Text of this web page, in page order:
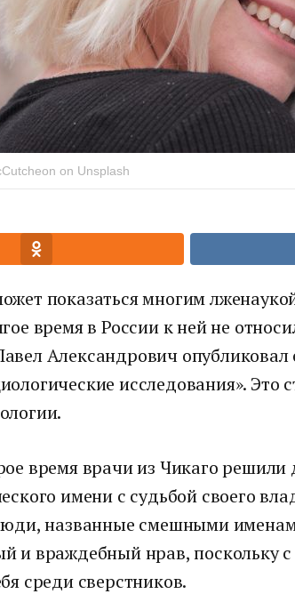
on Unsplash
показаться многим
время в России к ней не
Александрович
исследования». Это
время врачи из Чикаго решили
имени с судьбой своего
названные смешными
и враждебный нрав, поскольку
среди сверстников.